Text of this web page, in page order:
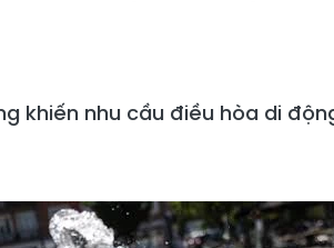
khiến nhu cầu điều hòa di